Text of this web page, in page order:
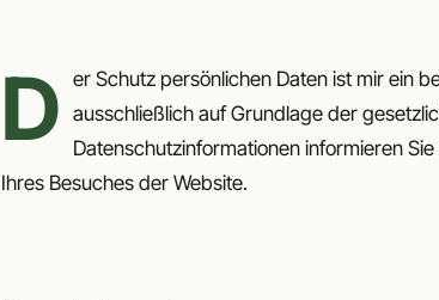
D er Schutz persönlichen Daten ist mir ein
ausschließlich auf Grundlage der
Datenschutzinformationen informieren
Ihres Besuches der Website.